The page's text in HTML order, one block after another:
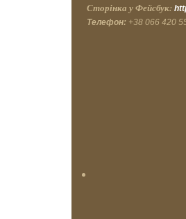
Сторінка у Фейсбук:
Телефон: +38 066 420